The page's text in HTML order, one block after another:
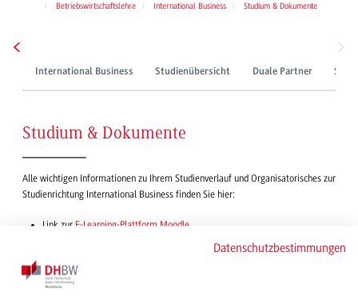
Betriebswirtschaftslehre
International Business Studium & Dokumente
International Business Studienübersicht Duale Partner
Studium & Dokumente
Alle wichtigen Informationen zu Ihrem Studienverlauf und Organisatorisches zur
Studienrichtung International Business finden Sie hier:
Link zur E-Learning-Plattform Moodle
Datenschutzbestimmungen